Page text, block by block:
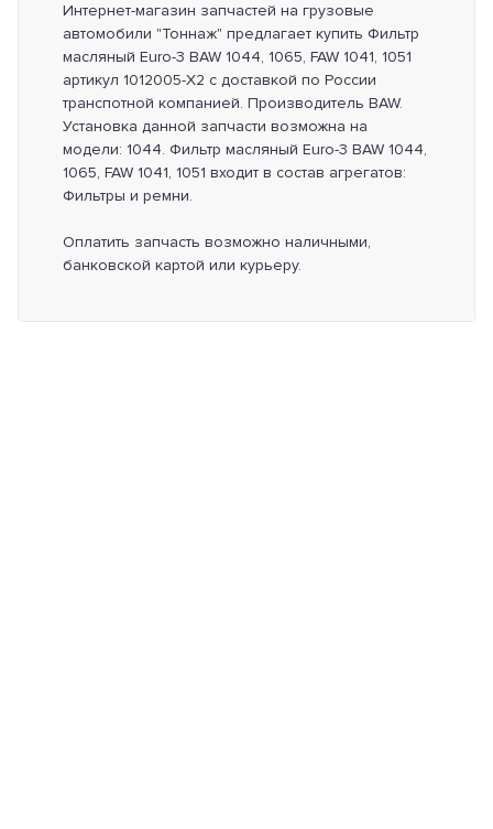
Интернет-магазин запчастей на грузовые
автомобили "Тоннаж" предлагает купить Фильтр
масляный Euro-3 BAW 1044, 1065, FAW 1041, 1051
артикул 1012005-X2 с доставкой по России
транспотной компанией. Производитель BAW.
Установка данной запчасти возможна на
модели: 1044. Фильтр масляный Euro-3 BAW 1044,
1065, FAW 1041, 1051 входит в состав агрегатов:
Фильтры и ремни.
Оплатить запчасть возможно наличными,
банковской картой или курьеру.